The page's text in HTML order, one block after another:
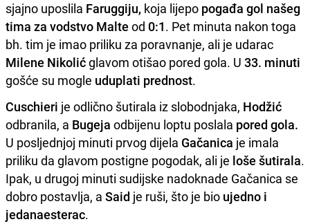
sjajno uposlila Faruggiju, koja lijepo pogađa gol našeg
tima za vodstvo Malte od 0:1. Pet minuta nakon toga
bh. tim je imao priliku za poravnanje, ali je udarac
Milene Nikolićglavom otišao pored gola. U 33. minuti
gošće su mogle uduplati prednost.
Cuschieri je odlično šutirala iz slobodnjaka, Hodžić
odbranila, a Bugeja odbijenu loptu poslala pored gola.
U posljednjoj minuti prvog dijela Gačanica je imala
priliku da glavom postigne pogodak, ali je loše šutirala.
Ipak, u drugoj minuti sudijske nadoknade Gačanica se
dobro postavlja, a Said je ruši, što je bio ujedno i
jedanaesterac.